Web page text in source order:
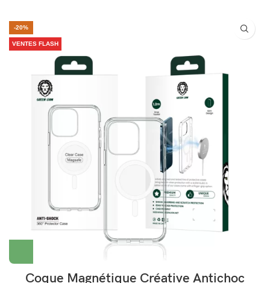
-20%
VENTES FLASH
Coque Magnétique Créative Antichoc